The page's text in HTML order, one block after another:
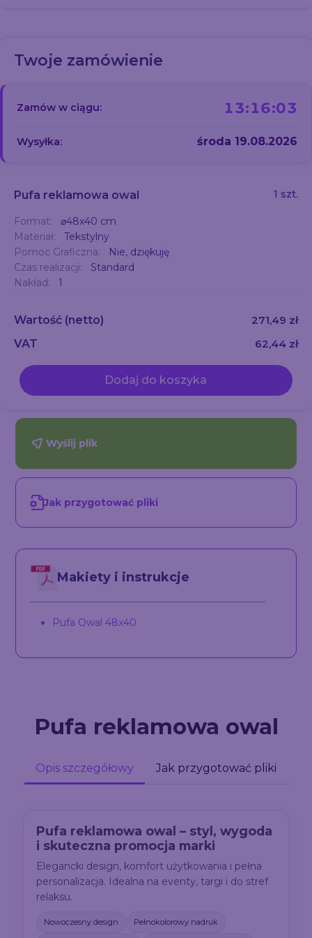
Twoje zamówienie
Zamów w ciągu: 13:16:03
Wysyłka: środa 19.08.2026
Pufa reklamowa owal 1 szt.
Format:
⌀48x40 cm
Materiał:
Tekstylny
Pomoc Graficzna:
Nie, dziękuję
Czas realizacji:
Standard
Nakład:
1
Wartość (netto)
271,49 zł
VAT
62,44 zł
Dodaj do koszyka
Wyślij plik
Jak przygotować pliki
Makiety i instrukcje
Pufa Owal 48x40
Pufa reklamowa owal
Opis szczegółowy Jak przygotować pliki
Pufa reklamowa owal – styl, wygoda
i skuteczna promocja marki
Elegancki design, komfort użytkowania i pełna
personalizacja. Idealna na eventy, targi i do stref
relaksu.
Nowoczesny design Pełnokolorowy nadruk